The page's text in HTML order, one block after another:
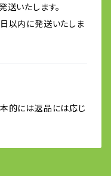
いたします。
以内に発送いたしま
的には返品には応じ